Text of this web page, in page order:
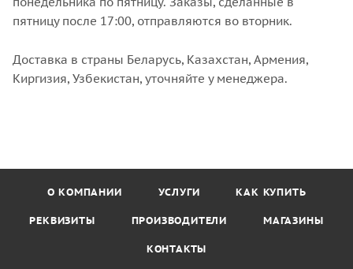
пятницу после 17:00, отправляются во вторник.
Доставка в страны Беларусь, Казахстан, Армения,
Киргизия, Узбекистан, уточняйте у менеджера.
О КОМПАНИИ УСЛУГИ КАК КУПИТЬ
РЕКВИЗИТЫ ПРОИЗВОДИТЕЛИ МАГАЗИНЫ
КОНТАКТЫ